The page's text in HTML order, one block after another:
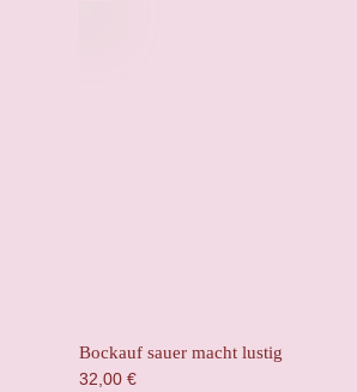
Bockauf sauer macht lustig
32,00 €